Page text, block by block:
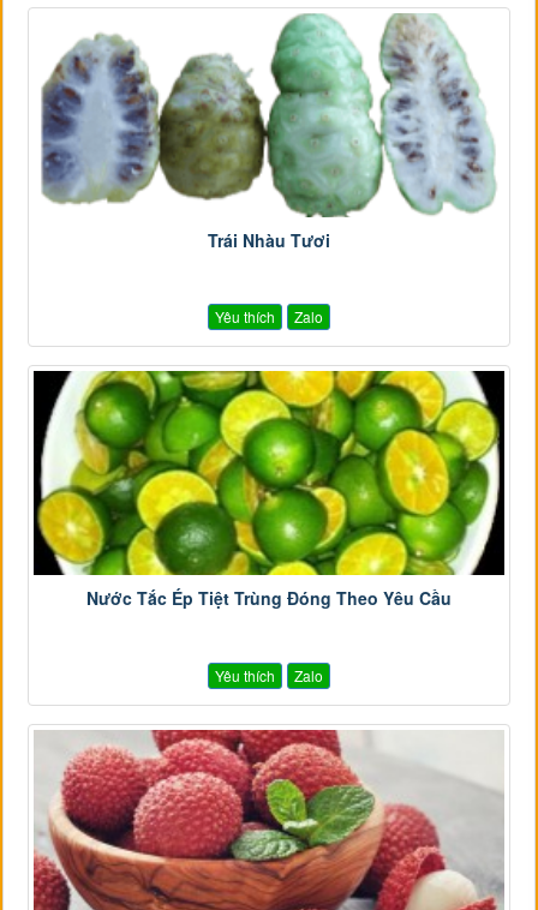
Trái Nhàu Tươi
Yêu thích Zalo
Nước Tắc Ép Tiệt Trùng Đóng Theo Yêu Cầu
Yêu thích Zalo